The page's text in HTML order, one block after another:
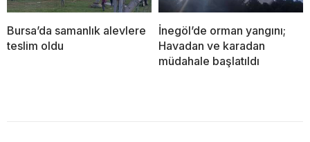
Bursa’da samanlık alevlere
teslim oldu
İnegöl’de orman yangını;
Havadan ve karadan
müdahale başlatıldı